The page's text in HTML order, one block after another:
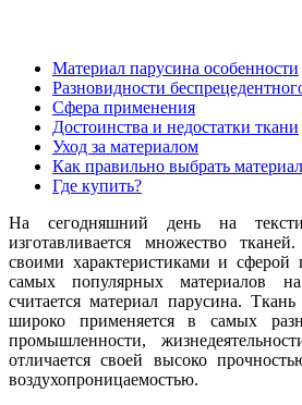
Материал парусина особенности
Разновидности
Сфера применения
Достоинства и недостатки ткани
Уход за материалом
Как правильно выбрать
Где купить?
На сегодняшний день на
изготавливается множество
своими характеристиками и
самых популярных материалов
считается материал парусина.
широко применяется в самых
промышленности,
отличается своей высоко
воздухопроницаемостью.